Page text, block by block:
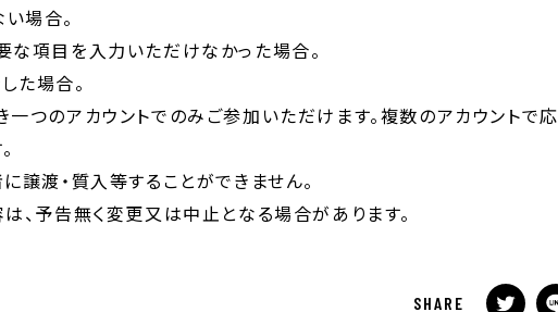
場合。
な項目を入力いただけなかった場合。
た場合。
つのアカウントでのみご参加いただけます。複数のアカウントで応
譲渡・質入等することができません。
、予告無く変更又は中止となる場合があります。
SHARE